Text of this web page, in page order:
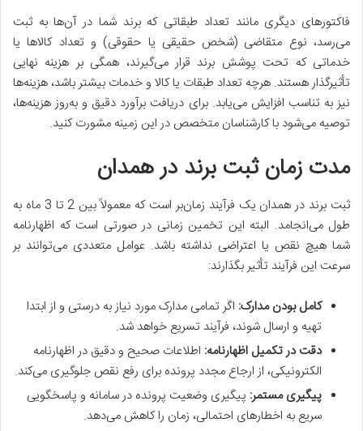
فاکتورهای دیگری مانند تعداد طبقاتی که برند شما در آن‌ها به ثبت
می‌رسد، نوع متقاضی (شخص حقیقی یا حقوقی) و تعداد کالاها یا
خدماتی که تحت پوشش برند قرار می‌گیرند، همگی بر هزینه نهایی
تأثیرگذار هستند. هرچه تعداد طبقات یا کالا و خدمات بیشتر باشد، هزینه‌ها
نیز به تناسب افزایش می‌یابد. برای دریافت برآورد دقیق و به‌روز هزینه‌ها،
توصیه می‌شود با کارشناسان متخصص در این زمینه مشورت کنید.
مدت زمان ثبت برند در همدان
ثبت برند در همدان یک فرآیند زمان‌بر است که معمولاً بین 2 تا 3 ماه به
طول می‌انجامد. البته این تخمین زمانی در صورتی است که اظهارنامه
شما هیچ نقص یا اعتراضی نداشته باشد. عوامل متعددی می‌توانند بر
سرعت این فرآیند تأثیر بگذارند:
کامل بودن مدارک: اگر تمامی مدارک مورد نیاز به درستی و از ابتدا
تهیه و ارسال شوند، فرآیند تسریع خواهد شد.
دقت در تکمیل اظهارنامه: اطلاعات صحیح و دقیق در اظهارنامه
الکترونیکی، از ارجاع مجدد پرونده برای رفع نقص جلوگیری می‌کند.
پیگیری مستمر: پیگیری وضعیت پرونده در سامانه و پاسخگویی
سریع به اخطارهای احتمالی، زمان را کاهش می‌دهد.